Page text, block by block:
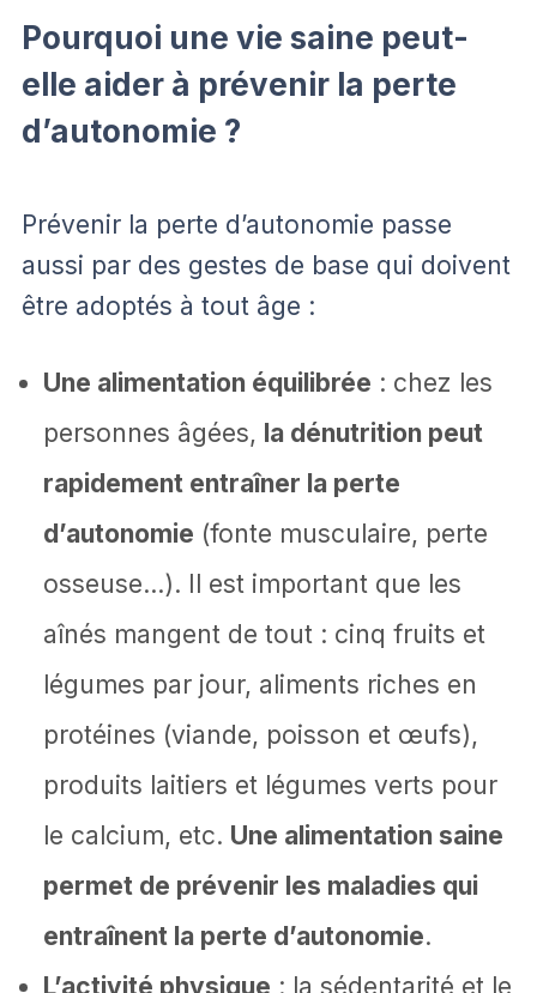
Pourquoi une vie saine peut-
elle aider à prévenir la perte
d’autonomie ?
Prévenir la perte d’autonomie passe
aussi par des gestes de base qui doivent
être adoptés à tout âge :
Une alimentation équilibrée : chez les
personnes âgées, la dénutrition peut
rapidement entraîner la perte
d’autonomie (fonte musculaire, perte
osseuse…). Il est important que les
aînés mangent de tout : cinq fruits et
légumes par jour, aliments riches en
protéines (viande, poisson et œufs),
produits laitiers et légumes verts pour
le calcium, etc. Une alimentation saine
permet de prévenir les maladies qui
entraînent la perte d’autonomie.
L’activité physique : la sédentarité et le